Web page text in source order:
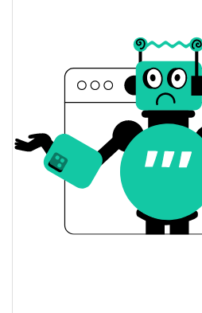
Abertura / Fecho de
A mudança de ontem
Volume de ontem
Histórico do preço do pMINT